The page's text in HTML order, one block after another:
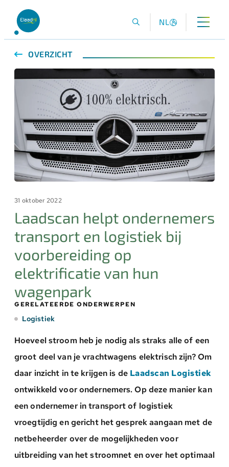
NL
OVERZICHT
31 oktober 2022
Laadscan helpt ondernemers
transport en logistiek bij
voorbereiding op
elektrificatie van hun
wagenpark
GERELATEERDE ONDERWERPEN
Logistiek
Hoeveel stroom heb je nodig als straks alle of een
groot deel van je vrachtwagens elektrisch zijn? Om
daar inzicht in te krijgen is de Laadscan Logistiek
ontwikkeld voor ondernemers. Op deze manier kan
een ondernemer in transport of logistiek
vroegtijdig en gericht het gesprek aangaan met de
netbeheerder over de mogelijkheden voor
uitbreiding van het stroomnet en over het optimaal